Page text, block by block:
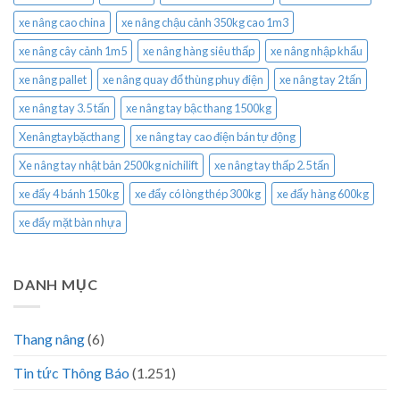
xe nâng cao china
xe nâng chậu cảnh 350kg cao 1m3
xe nâng cây cảnh 1m5
xe nâng hàng siêu thấp
xe nâng nhập khẩu
xe nâng pallet
xe nâng quay đổ thùng phuy điện
xe nâng tay 2 tấn
xe nâng tay 3.5 tấn
xe nâng tay bậc thang 1500kg
Xenângtaybặcthang
xe nâng tay cao điện bán tự động
Xe nâng tay nhật bản 2500kg nichilift
xe nâng tay thấp 2.5 tấn
xe đẩy 4 bánh 150kg
xe đẩy có lòng thép 300kg
xe đẩy hàng 600kg
xe đẩy mặt bàn nhựa
DANH MỤC
Thang nâng(6)
Tin tức Thông Báo (1.251)